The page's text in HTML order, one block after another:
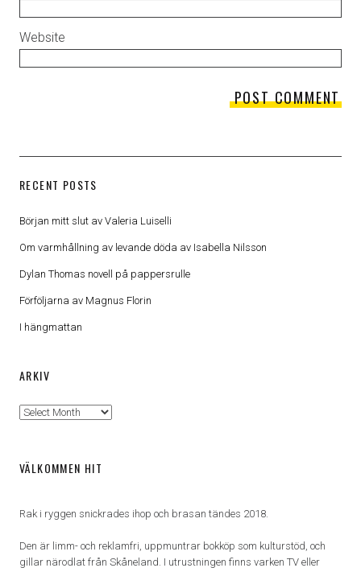
Website
RECENT POSTS
Början mitt slut av Valeria Luiselli
Om varmhållning av levande döda av Isabella Nilsson
Dylan Thomas novell på pappersrulle
Förföljarna av Magnus Florin
I hängmattan
ARKIV
Arkiv
VÄLKOMMEN HIT
Rak i ryggen snickrades ihop och brasan tändes 2018.
Den är limm- och reklamfri, uppmuntrar bokköp som kulturstöd, och
gillar närodlat från Skåneland. I utrustningen finns varken TV eller